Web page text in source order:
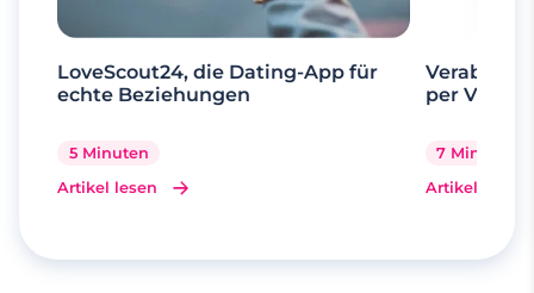
LoveScout24, die Dating-App für
echte Beziehungen
5 Minuten
Artikel lesen
per
7 Minuten
Artikel lesen